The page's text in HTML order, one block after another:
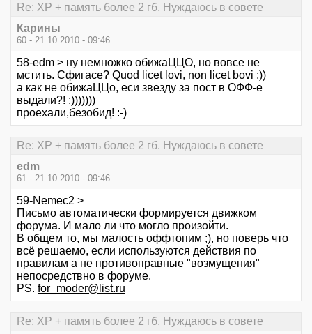
Re: XP + память более 2 гб. Нуждаюсь в совете
Карины
60 - 21.10.2010 - 09:46
58-edm > ну немножко обижаЦЦО, но вовсе не
мстить. Сфигасе? Quod licet lovi, non licet bovi :))
а как не обижаЦЦо, еси звезду за пост в ОФФ-е
выдали?! :)))))))
проехали,безобид! :-)
Re: XP + память более 2 гб. Нуждаюсь в совете
edm
61 - 21.10.2010 - 09:46
59-Nemec2 >
Письмо автоматически формируется движком
форума. И мало ли что могло произойти.
В общем то, мы малость оффтопим ;), но поверь что
всё решаемо, если используются действия по
правилам а не противоправные "возмущения"
непосредствно в форуме.
PS. for_moder@list.ru
Re: XP + память более 2 гб. Нуждаюсь в совете